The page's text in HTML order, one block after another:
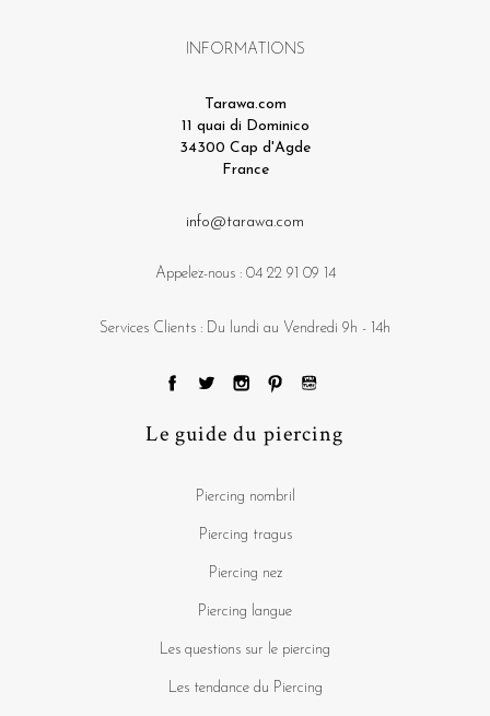
INFORMATIONS
Tarawa.com
11 quai di Dominico
34300 Cap d'Agde
France
info@tarawa.com
Appelez-nous : 04 22 91 09 14
Services Clients : Du lundi au Vendredi 9h - 14h
Le guide du piercing
Piercing nombril
Piercing tragus
Piercing nez
Piercing langue
Les questions sur le piercing
Les tendance du Piercing